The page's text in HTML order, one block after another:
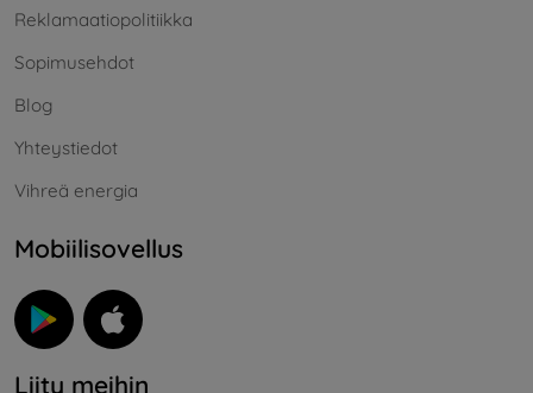
Reklamaatiopolitiikka
Sopimusehdot
Blog
Yhteystiedot
Vihreä energia
Mobiilisovellus
Liity meihin